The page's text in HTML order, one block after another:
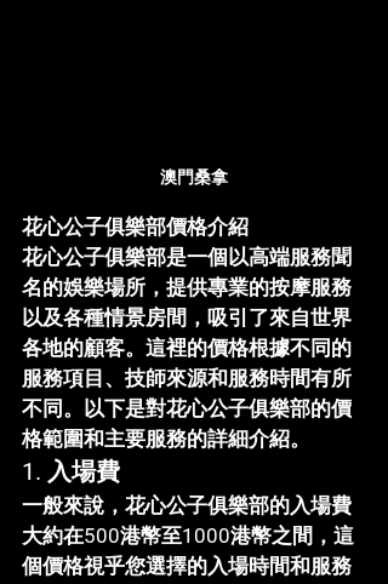
澳門桑拿
花心公子俱樂部價格介紹
花心公子俱樂部是一個以高端服務聞
名的娛樂場所，提供專業的按摩服務
以及各種情景房間，吸引了來自世界
各地的顧客。這裡的價格根據不同的
服務項目、技師來源和服務時間有所
不同。以下是對花心公子俱樂部的價
格範圍和主要服務的詳細介紹。
1. 入場費
一般來說， 花心公子俱樂部的入場費
大約在500港幣至1000港幣之間，這
個價格視乎您選擇的入場時間和服務